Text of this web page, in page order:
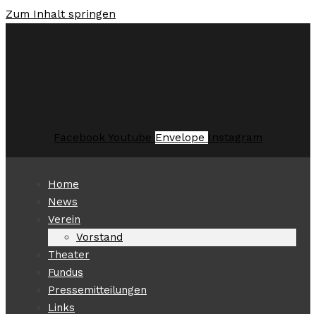
Zum Inhalt springen
Facebook Youtube Envelope Instagram
Home
News
Verein
Vorstand
Theater
Fundus
Pressemitteilungen
Links